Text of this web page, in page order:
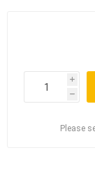
i
h
Please